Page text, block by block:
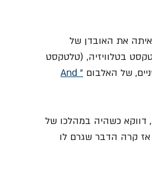
את האובדן של
בטלוויזיה, (טלטקסט
של האלבום
"And
דווקא כשהיה במהלכו של
אז קרה הדבר שגרם לו